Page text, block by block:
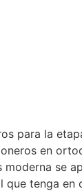
para la
en
moderna se
que tenga en